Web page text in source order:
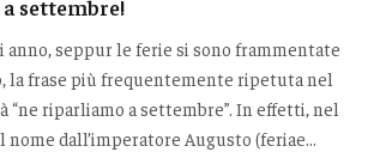
settembre!
anno, seppur le ferie si sono frammentate
la frase più frequentemente ripetuta nel
“ne riparliamo a settembre”. In effetti, nel
nome dall’imperatore Augusto (feriae...